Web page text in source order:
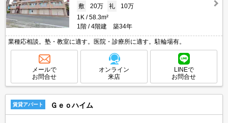
敷
20万 礼
10万
1K
58.3m²
1階
4階建 築34年
業種応相談。塾・教室に適す。医院・診療所に適す。駐輪場有。
メールで
お問合せ
オンライン
来店
LINEで
お問合せ
賃貸アパート Ｇｅｏハイム